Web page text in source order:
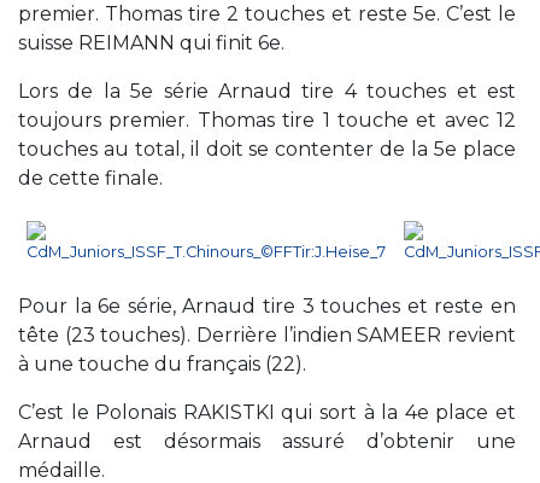
premier. Thomas tire 2 touches et reste 5e. C’est le
suisse REIMANN qui finit 6e.
Lors de la 5e série Arnaud tire 4 touches et est
toujours premier. Thomas tire 1 touche et avec 12
touches au total, il doit se contenter de la 5e place
de cette finale.
Pour la 6e série, Arnaud tire 3 touches et reste en
tête (23 touches). Derrière l’indien SAMEER revient
à une touche du français (22).
C’est le Polonais RAKISTKI qui sort à la 4e place et
Arnaud est désormais assuré d’obtenir une
médaille.